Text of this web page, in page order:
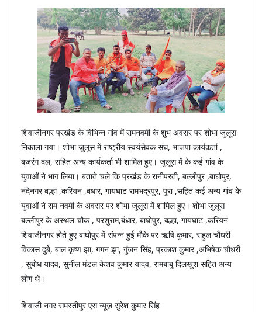
शिवाजीनगर प्रखंड के विभिन्न गांव में रामनवमी के शुभ अवसर पर शोभा जुलूस
निकाला गया। शोभा जुलूस में राष्ट्रीय स्वयंसेवक संघ, भाजपा कार्यकर्ता ,
बजरंग दल, सहित अन्य कार्यकर्ता भी शामिल हुए। जुलूस में के कई गांव के
युवाओं ने भाग लिया। बताते चले कि प्रखंड के रानीपरती, बल्लीपुर ,बाघोपुर,
नंदेनगर बल्हा ,करियन ,बधार, गायघाट रामभद्रपुर, पूरा ,सहित कई अन्य गांव के
युवाओं ने राम नवमी के अवसर पर शोभा जुलूस में शामिल हुए। शोभा जुलूस
बल्लीपुर के अस्थल चौक , परशुराम,बंधार, बाघोपुर, बल्हा, गायघाट ,करियन
शिवाजीनगर होते हुए बाघोपुर में संपन्न हुई मौके पर ऋषि कुमार, राहुल चौधरी
विकास दुबे, बाल कृष्ण झा, गगन झा, गुंजन सिंह, प्रकाश कुमार ,अभिषेक चौधरी
, सुबोध यादव, सुनील मंडल केशव कुमार यादव, रामबाबू दिलखुश सहित अन्य
लोग थे।
शिवाजी नगर समस्तीपुर एस न्यूज़ सुरेश कुमार सिंह